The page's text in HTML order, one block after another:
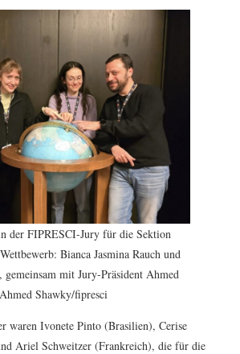
der FIPRESCI-Jury für die Sektion
Bianca Jasmina Rauch und
gemeinsam mit Jury-Präsident Ahmed
Shawky/fipresci
waren Ivonete Pinto (Brasilien), Cerise
Ariel Schweitzer (Frankreich), die für die